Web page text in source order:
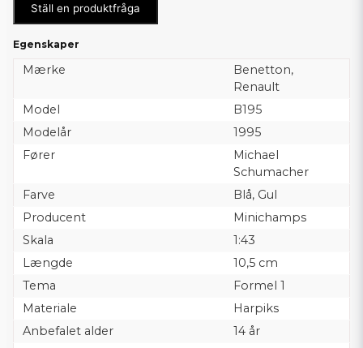
Ställ en produktfråga
Egenskaper
Mærke
Benetton,
Renault
Model
B195
Modelår
1995
Fører
Michael
Schumacher
Farve
Blå, Gul
Producent
Minichamps
Skala
1:43
Længde
10,5 cm
Tema
Formel 1
Materiale
Harpiks
Anbefalet alder
14 år